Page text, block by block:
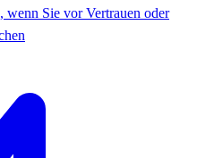
wenn Sie vor Vertrauen oder